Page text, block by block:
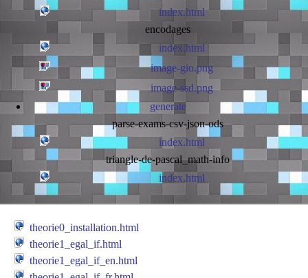
index.html
encodages
index.html
image-gio.png
image-ssd.png
generate
parse-exams-csv-json-ods
index.html
triangle-de-pascal_math-info
index.html
theorie0_installation.html
theorie1_egal_if.html
theorie1_egal_if_en.html